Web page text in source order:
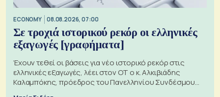
ECONOMY 08.08.2026, 07:00
Σε τροχιά ιστορικού ρεκόρ οι ελληνικές
εξαγωγές [γραφήματα]
Έχουν τεθεί οι βάσεις για νέο ιστορικό ρεκόρ στις
ελληνικές εξαγωγές, λέει στον ΟΤ ο κ. Αλκιβιάδης
Καλαμπόκης, πρόεδρος του Πανελληνίου Συνδέσμου